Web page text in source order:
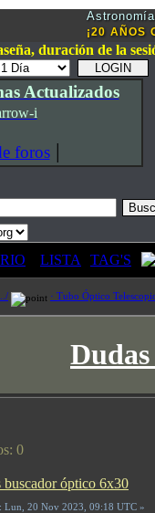
¡20 AÑOS
duración de la
Actualizados
foros|
LISTA TAG'S
· Tubo Óptico
0
buscador óptico 6x30
: Lun, 20 Nov 2023, 09:18 UTC »